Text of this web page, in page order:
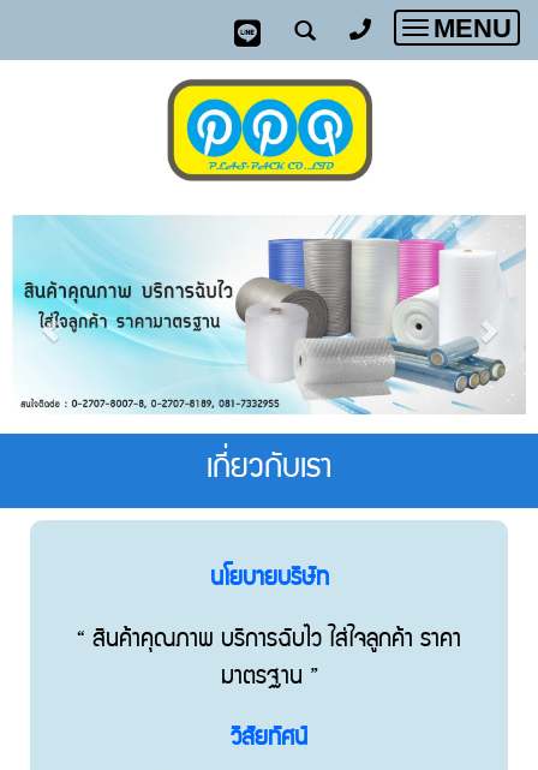
Toggle
MENU
เกี่ยวกับเรา
นโยบายบริษัท
“ สินค้าคุณภาพ บริการฉับไว ใส่ใจลูกค้า ราคา
มาตรฐาน ”
วิสัยทัศน์